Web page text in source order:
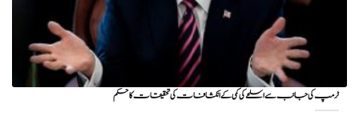
ٹرمپ کی جانب سے اسلحے کی کمی کے انکشافات کی تحقیقات کا حکم